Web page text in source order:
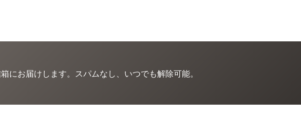
にお届けします。スパムなし、いつでも解除可能。